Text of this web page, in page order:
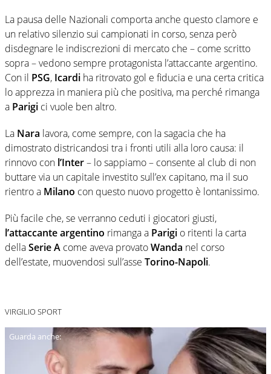
La pausa delle Nazionali comporta anche questo clamore e
un relativo silenzio sui campionati in corso, senza però
disdegnare le indiscrezioni di mercato che – come scritto
sopra – vedono sempre protagonista l’attaccante argentino.
Con il PSG, Icardi ha ritrovato gol e fiducia e una certa critica
lo apprezza in maniera più che positiva, ma perché rimanga
a Parigi ci vuole ben altro.
La Nara lavora, come sempre, con la sagacia che ha
dimostrato districandosi tra i fronti utili alla loro causa: il
rinnovo con l’Inter– lo sappiamo – consente al club di non
buttare via un capitale investito sull’ex capitano, ma il suo
rientro a Milano con questo nuovo progetto è lontanissimo.
Più facile che, se verranno ceduti i giocatori giusti,
l’attaccante argentino rimanga a Parigi o ritenti la carta
dellaSerie A come aveva provatoWanda nel corso
dell’estate, muovendosi sull’asse Torino-Napoli.
VIRGILIO SPORT